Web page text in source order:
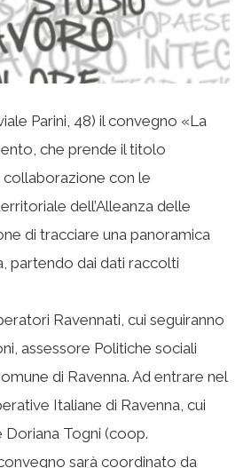
Parini, 48) il convegno «La
che prende il titolo
collaborazione con le
dell’Alleanza delle
di tracciare una panoramica
partendo dai dati raccolti
Ravennati, cui seguiranno
assessore Politiche sociali
di Ravenna. Ad entrare nel
Italiane di Ravenna, cui
Doriana Togni (coop.
sarà coordinato da